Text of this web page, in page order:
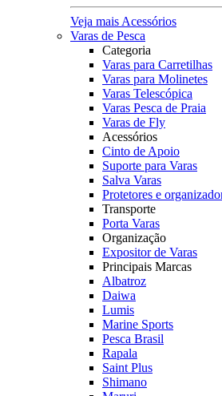
Veja mais Acessórios
Varas de Pesca
Categoria
Varas para Carretilhas
Varas para Molinetes
Varas Telescópica
Varas Pesca de Praia
Varas de Fly
Acessórios
Cinto de Apoio
Suporte para Varas
Salva Varas
Protetores e
Transporte
Porta Varas
Organização
Expositor de Varas
Principais Marcas
Albatroz
Daiwa
Lumis
Marine Sports
Pesca Brasil
Rapala
Saint Plus
Shimano